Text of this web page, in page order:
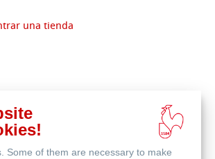
una tienda
Some of them are necessary to make